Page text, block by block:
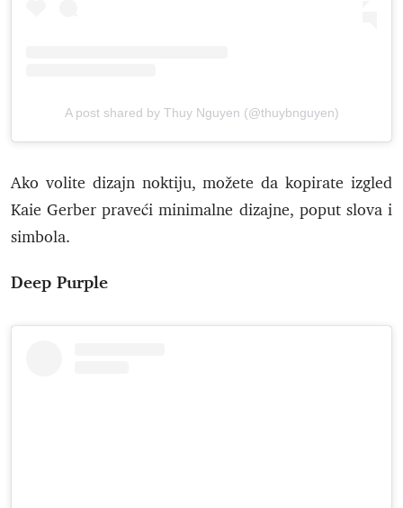
A post shared by Thuy Nguyen (@thuybnguyen)
Ako volite dizajn noktiju, možete da kopirate izgled
Kaie Gerber praveći minimalne dizajne, poput slova i
simbola.
Deep Purple